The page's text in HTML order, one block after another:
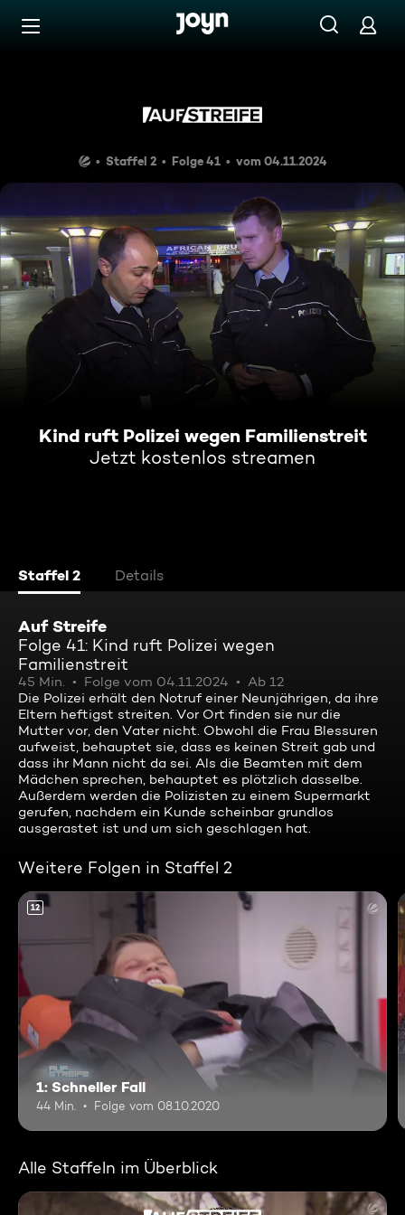
Zum Inhalt springen
Staffel 2 Folge 41 vom 04.11.2024
Kind ruft Polizei wegen Familienstreit
Jetzt kostenlos streamen
Staffel 2 Details
Auf Streife
Folge 41: Kind ruft Polizei wegen
Familienstreit
45 Min. Folge vom 04.11.2024
Ab 12
Die Polizei erhält den Notruf einer Neunjährigen, da ihre
Eltern heftigst streiten. Vor Ort finden sie nur die
Mutter vor, den Vater nicht. Obwohl die Frau Blessuren
aufweist, behauptet sie, dass es keinen Streit gab und
dass ihr Mann nicht da sei. Als die Beamten mit dem
Mädchen sprechen, behauptet es plötzlich dasselbe.
Außerdem werden die Polizisten zu einem Supermarkt
gerufen, nachdem ein Kunde scheinbar grundlos
ausgerastet ist und um sich geschlagen hat.
Weitere Folgen in Staffel 2
12
1: Schneller Fall
44 Min. Folge vom 08.10.2020
Alle Staffeln im Überblick